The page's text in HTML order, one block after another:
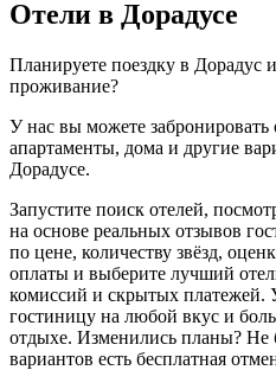
Отели в Дорадусе
Планируете поездку в Дорадус
проживание?
У нас вы можете
апартаменты, дома и другие
Дорадусе.
Запустите поиск отелей,
на основе реальных отзывов
по цене, количеству звёзд,
оплаты и выберите лучший
комиссий и скрытых платежей.
гостиницу на любой вкус и
отдыхе. Изменились планы? Не
вариантов есть бесплатная